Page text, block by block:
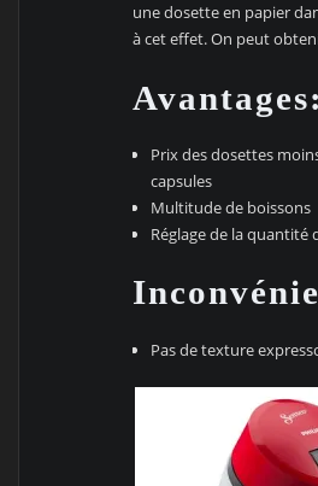
une dosette en papier
à cet effet. On peut
Avantages:
Prix des dosettes
capsules
Multitude de boissons
Réglage de la quantité
Pas de texture